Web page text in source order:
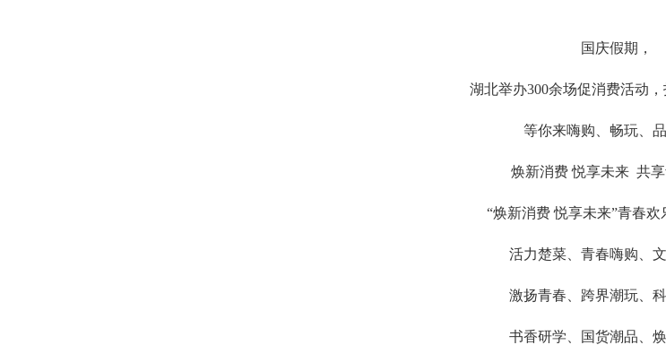
国庆假期，
湖北举办300余场促消费活动，
等你来嗨购、畅玩、品
焕新消费 悦享未来 共
“焕新消费 悦享未来”青春
活力楚菜、青春嗨购、文
激扬青春、跨界潮玩、科
书香研学、国货潮品、焕